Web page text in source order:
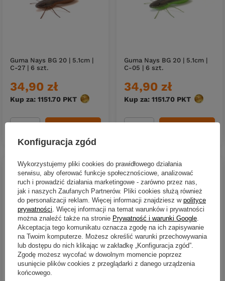
Guma Nays BG 20 | 5.1cm |
C-27 | 6 szt.
34,90 zł
Kup za: 1151.70 PKT punktów
Guma Nays BG 20 | 5.1cm |
C-05 | 6 szt.
34,90 zł
Kup za: 1151.70 PKT punktów
Wobler Salmo Hornet 5cm |
Olive Hot Spot | pływający
Wobler Siek Uklejka igła
3cm - pływający - 17
26,90 zł
Konfiguracja zgód
Wykorzystujemy pliki cookies do prawidłowego działania
serwisu, aby oferować funkcje społecznościowe, analizować
ruch i prowadzić działania marketingowe - zarówno przez nas,
jak i naszych Zaufanych Partnerów. Pliki cookies służą również
do personalizacji reklam. Więcej informacji znajdziesz w polityce
prywatności . Więcej informacji na temat warunków i prywatności
można znaleźć także na stronie Prywatność i warunki Google
Akceptacja tego komunikatu oznacza zgodę na ich zapisywanie
na Twoim komputerze. Możesz określić warunki przechowywania
lub dostępu do nich klikając w zakładkę „Konfiguracja zgód”.
Zgodę możesz wycofać w dowolnym momencie poprzez
usunięcie plików cookies z przeglądarki z danego urządzenia
końcowego.